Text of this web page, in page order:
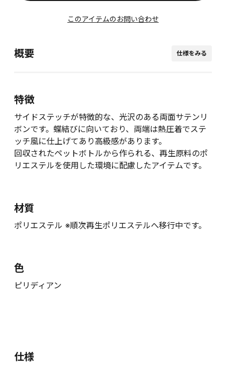
このアイテムのお問い合わせ
概要 仕様をみる
特徴
サイドステッチが特徴的な、光沢のある両面サテンリ
ボンです。蝶結びに向いており、両端は熱圧着でステ
ッチ風に仕上げてあり高級感があります。
回収されたペットボトルから作られる、再生原料のポ
リエステルを使用した環境に配慮したアイテムです。
材質
ポリエステル ※順次再生ポリエステルへ移行中です。
色
ピリディアン
仕様